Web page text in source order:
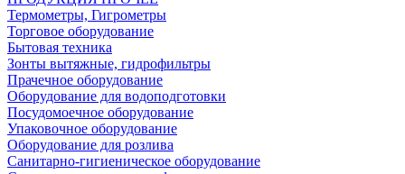
Термометры, Гигрометры
Торговое оборудование
Бытовая техника
Зонты вытяжные, гидрофильтры
Прачечное оборудование
Оборудование для водоподготовки
Посудомоечное оборудование
Упаковочное оборудование
Оборудование для розлива
Санитарно-гигиеническое оборудование